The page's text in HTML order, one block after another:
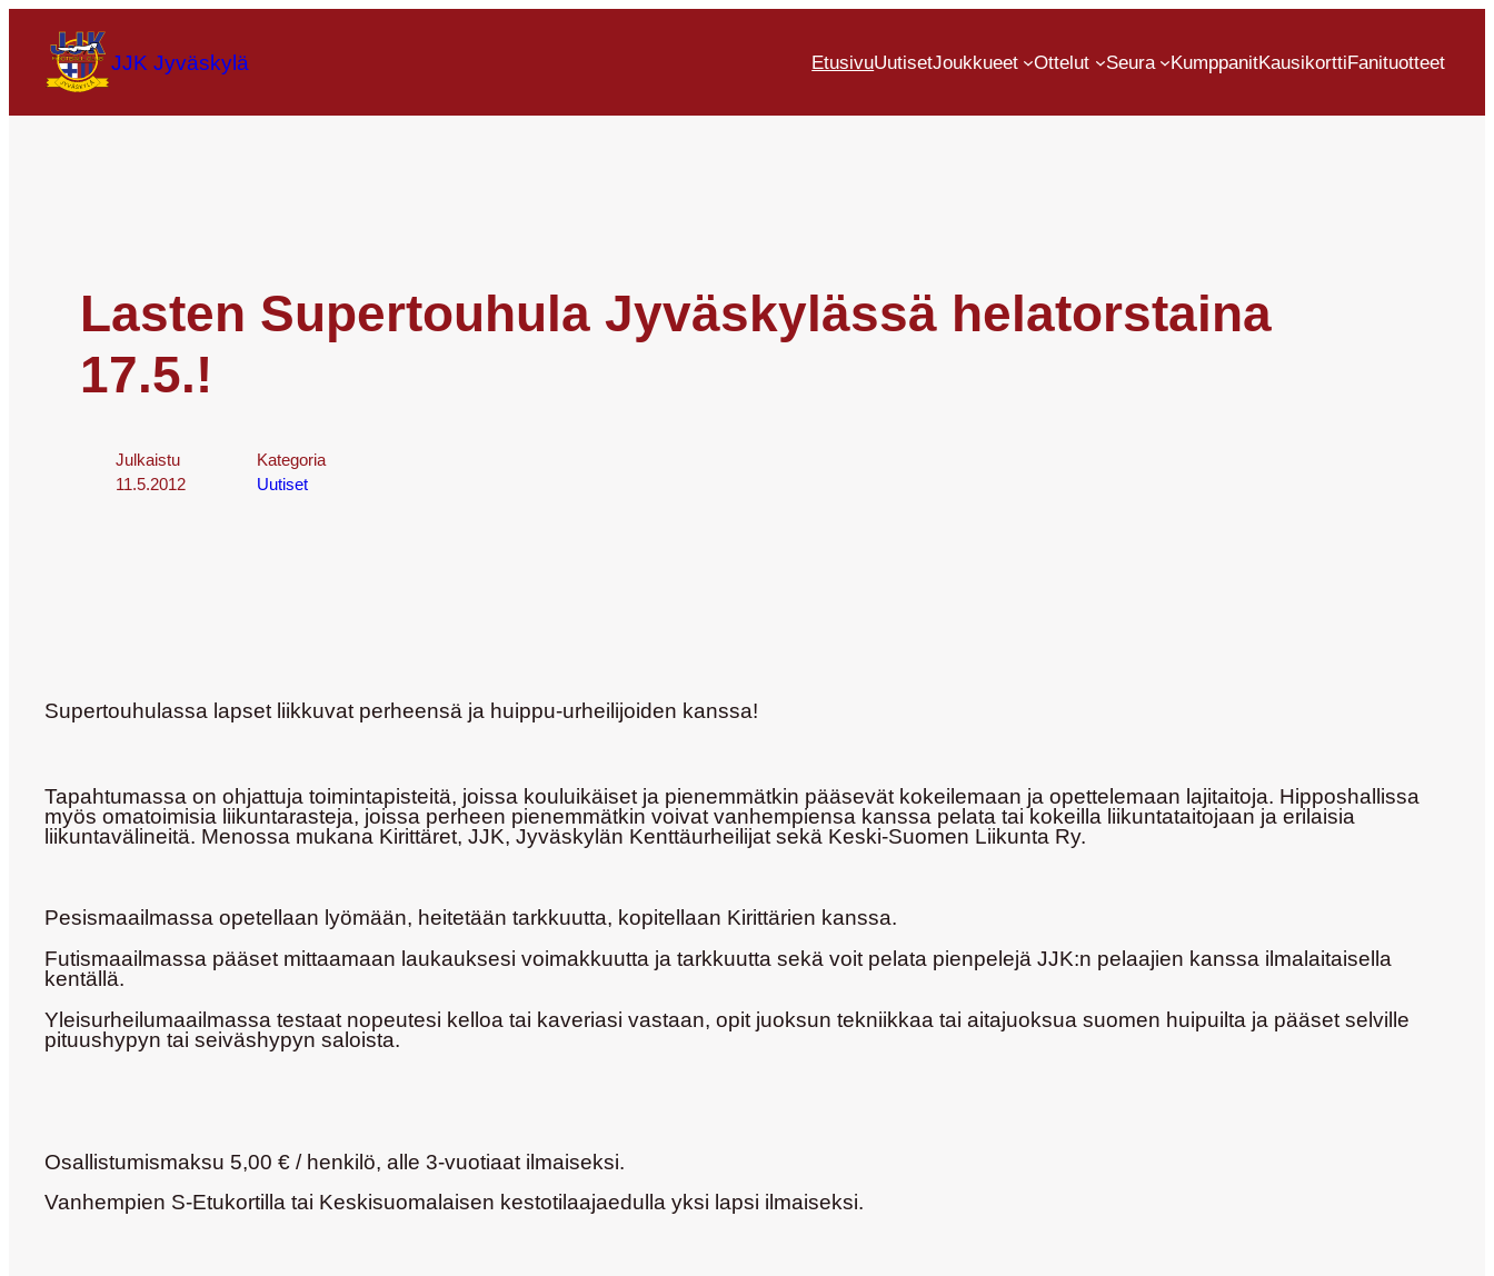
JJK Jyväskylä EtusivuUutisetJoukkueet Ottelut Seura KumppanitKausikorttiFanituotteet
Lasten Supertouhula Jyväskylässä helatorstaina
17.5.!
Julkaistu
11.5.2012
Kategoria
Uutiset
Supertouhulassa lapset liikkuvat perheensä ja huippu-urheilijoiden kanssa!
Tapahtumassa on ohjattuja toimintapisteitä, joissa kouluikäiset ja pienemmätkin pääsevät kokeilemaan ja opettelemaan lajitaitoja. Hipposhallissa
myös omatoimisia liikuntarasteja, joissa perheen pienemmätkin voivat vanhempiensa kanssa pelata tai kokeilla liikuntataitojaan ja erilaisia
liikuntavälineitä. Menossa mukana Kirittäret, JJK, Jyväskylän Kenttäurheilijat sekä Keski-Suomen Liikunta Ry.
Pesismaailmassa opetellaan lyömään, heitetään tarkkuutta, kopitellaan Kirittärien kanssa.
Futismaailmassa pääset mittaamaan laukauksesi voimakkuutta ja tarkkuutta sekä voit pelata pienpelejä JJK:n pelaajien kanssa ilmalaitaisella
kentällä.
Yleisurheilumaailmassa testaat nopeutesi kelloa tai kaveriasi vastaan, opit juoksun tekniikkaa tai aitajuoksua suomen huipuilta ja pääset selville
pituushypyn tai seiväshypyn saloista.
Osallistumismaksu 5,00 € / henkilö, alle 3-vuotiaat ilmaiseksi.
Vanhempien S-Etukortilla tai Keskisuomalaisen kestotilaajaedulla yksi lapsi ilmaiseksi.